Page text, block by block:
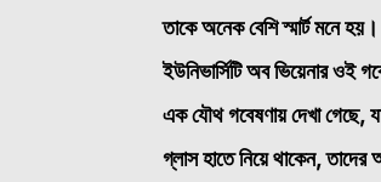
তাকে অনেক বেশি স্মার্ট মনে হয়।
ইউনিভার্সিটি অব ভিয়েনার ওই
এক যৌথ গবেষণায় দেখা গেছে,
গ্লাস হাতে নিয়ে থাকেন, তাদের